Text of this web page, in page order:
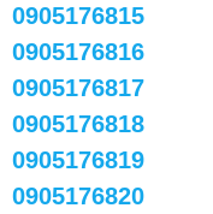
0905176815
0905176816
0905176817
0905176818
0905176819
0905176820